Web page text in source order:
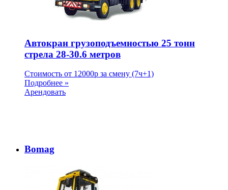
Автокран грузоподъемностью 25 тонн
стрела 28-30.6 метров
Стоимость от 12000p за смену (7ч+1)
Подробнее »
Арендовать
Bomag